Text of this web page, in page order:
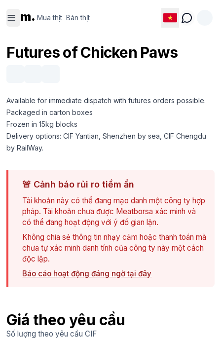
m. Mua thịt Bán thịt
Futures of Chicken Paws
Available for immediate dispatch with futures orders possible.
Packaged in carton boxes
Frozen in 15kg blocks
Delivery options: CIF Yantian, Shenzhen by sea, CIF Chengdu
by RailWay.
🚨 Cảnh báo rủi ro tiềm ẩn
Tài khoản này có thể đang mạo danh một công ty hợp
pháp. Tài khoản chưa được Meatborsa xác minh và
có thể đang hoạt động với ý đồ gian lận.
Không chia sẻ thông tin nhạy cảm hoặc thanh toán mà
chưa tự xác minh danh tính của công ty này một cách
độc lập.
Báo cáo hoạt động đáng ngờ tại đây
Giá theo yêu cầu
Số lượng theo yêu cầuCIF